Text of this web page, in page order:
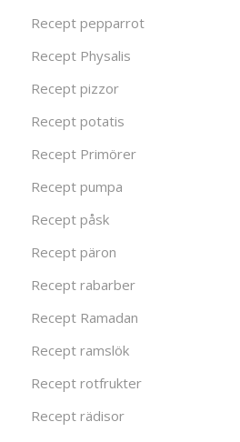
Recept pepparrot
Recept Physalis
Recept pizzor
Recept potatis
Recept Primörer
Recept pumpa
Recept påsk
Recept päron
Recept rabarber
Recept Ramadan
Recept ramslök
Recept rotfrukter
Recept rädisor